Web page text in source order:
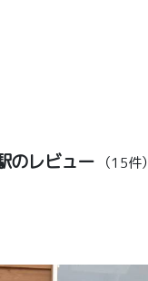
のレビュー （15件）